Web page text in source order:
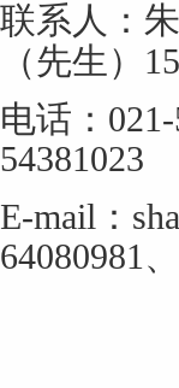
联系人：
（先生）
电话：
54381023
E-mail ：
64080981 、